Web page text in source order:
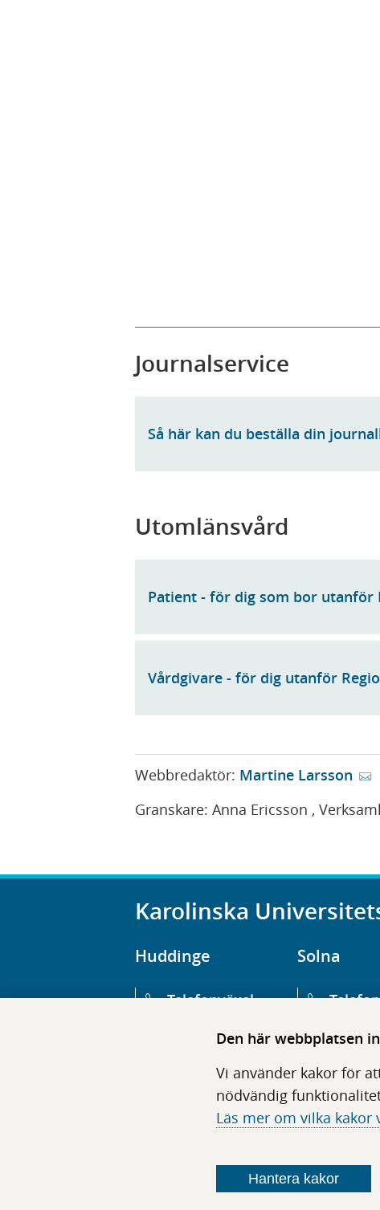
Den här webbplatsen
Vi använder kakor för
nödvändig
Läs mer om vilka kakor
Hantera kakor
Journalservice
Så här kan du beställa din
Utomlänsvård
Patient - för dig som bor utanför
Vårdgivare - för dig utanför
Webbredaktör: Martine Larsson
Granskare: Anna Ericsson ,
Karolinska
Huddinge
Telefonväxel
Hälsovägen 13
Solna
Följ oss i sociala medier